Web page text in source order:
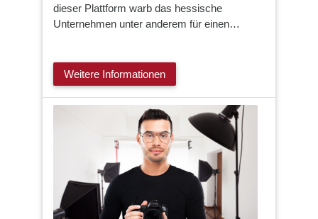
dieser Plattform warb das hessische
Unternehmen unter anderem für einen…
Weitere Informationen